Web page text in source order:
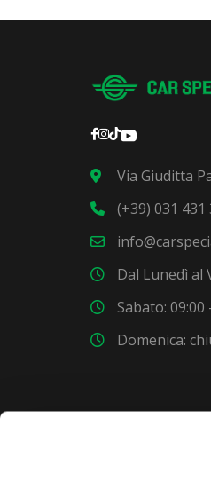
Via Giuditta
(+39) 031 431
Dal Lunedì al
Sabato: 09:00
Domenica:
VUOI